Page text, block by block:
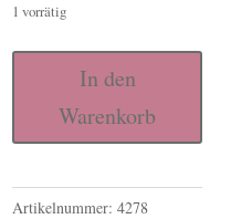
1 vorrätig
mit
Menge
In den
Warenkorb
Artikelnummer:4278